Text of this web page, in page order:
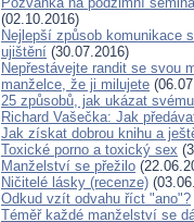
(02.10.2016)
Nejlepší způsob komunikace
ujištění (30.07.2016)
Nepřestávejte randit se svou
manželce, že ji milujete
25 způsobů, jak ukázat
Richard Vašečka: Jak
Jak získat dobrou knihu a
Toxické porno a toxický sex
Manželství se přežilo
Ničitelé lásky (recenze)
Odkud vzít odvahu říct "ano"?
Téměř každé manželství se